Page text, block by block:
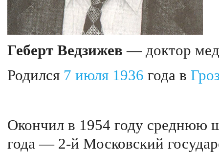
Геберт Ведзижев — доктор
Родился 7 июля 1936 года в
Окончил в 1954 году среднюю
года — 2-й Московский